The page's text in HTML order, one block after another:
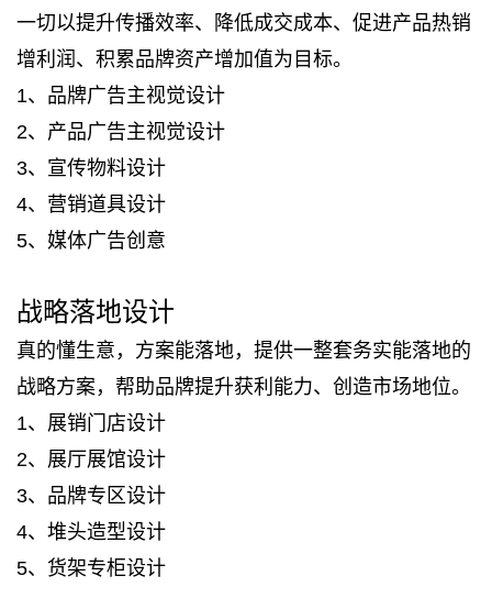
一切以提升传播效率、降低成交成本、促进产品热销
增利润、积累品牌资产增加值为目标。
1、品牌广告主视觉设计
2、产品广告主视觉设计
3、宣传物料设计
4、营销道具设计
5、媒体广告创意
战略落地设计
真的懂生意，方案能落地，提供一整套务实能落地的
战略方案，帮助品牌提升获利能力、创造市场地位。
1、展销门店设计
2、展厅展馆设计
3、品牌专区设计
4、堆头造型设计
5、货架专柜设计